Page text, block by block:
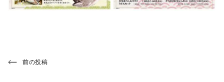
投
Previous
前の投稿